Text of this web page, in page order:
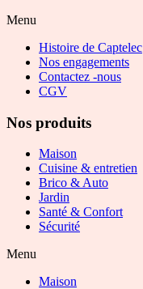
Menu
Histoire de Captelec
Nos engagements
Contactez -nous
CGV
Nos produits
Maison
Cuisine & entretien
Brico & Auto
Jardin
Santé & Confort
Sécurité
Menu
Maison